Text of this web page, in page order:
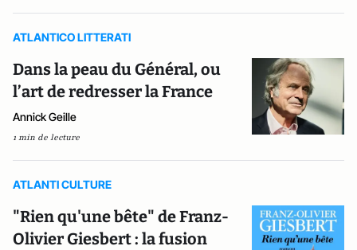
ATLANTICO LITTERATI
Dans la peau du Général, ou
l’art de redresser la France
Annick Geille
1 min de lecture
ATLANTI CULTURE
"Rien qu'une bête" de Franz-
Olivier Giesbert : la fusion